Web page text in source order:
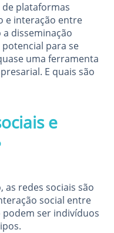
de plataformas
e interação entre
disseminação
para se
uma ferramenta
E quais são
e
redes sociais são
social entre
ser indivíduos